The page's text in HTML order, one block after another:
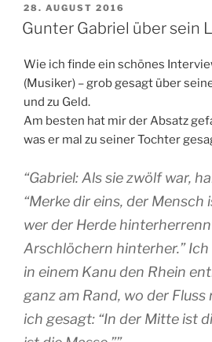
VERÖFFENTLICHT
AM
28. AUGUST 2016
Gunter Gabriel über sein
Wie ich finde ein schönes
(Musiker) – grob gesagt über
und zu Geld.
Am besten hat mir der Absatz
was er mal zu seiner Tochter
“Gabriel: Als sie zwölf war,
“Merke dir eins, der Mensch
wer der Herde
Arschlöchern hinterher.”
in einem Kanu den Rhein
ganz am Rand, wo der Fluss
ich gesagt: “In der Mitte ist